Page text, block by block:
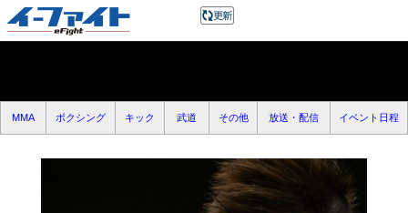
MMA ボクシング キック 武道 その他 放送・配信 イベント日程